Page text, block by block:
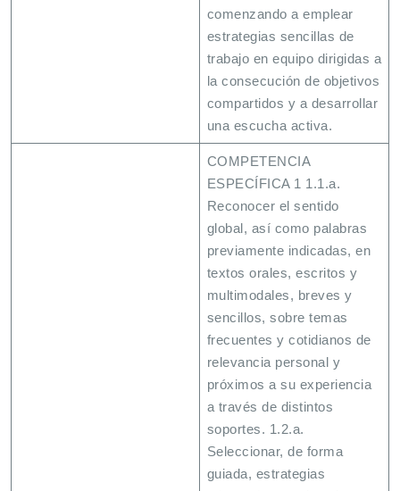
comenzando a emplear
estrategias sencillas de
trabajo en equipo dirigidas a
la consecución de objetivos
compartidos y a desarrollar
una escucha activa.
COMPETENCIA
ESPECÍFICA 1 1.1.a.
Reconocer el sentido
global, así como palabras
previamente indicadas, en
textos orales, escritos y
multimodales, breves y
sencillos, sobre temas
frecuentes y cotidianos de
relevancia personal y
próximos a su experiencia
a través de distintos
soportes. 1.2.a.
Seleccionar, de forma
guiada, estrategias